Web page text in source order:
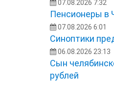
07.08.2026 7:32
Пенсионеры в
07.08.2026 6:01
Синоптики
06.08.2026 23:13
Сын
рублей